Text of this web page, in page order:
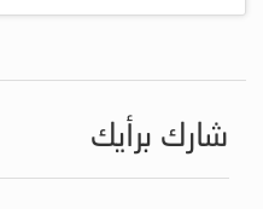
شارك برأيك